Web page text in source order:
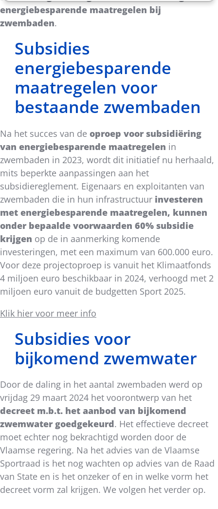
energiebesparende maatregelen bij
zwembaden.
Subsidies
energiebesparende
maatregelen voor
bestaande zwembaden
Na het succes van de oproep voor subsidiëring
van energiebesparende maatregelen in
zwembaden in 2023, wordt dit initiatief nu herhaald,
mits beperkte aanpassingen aan het
subsidiereglement. Eigenaars en exploitanten van
zwembaden die in hun infrastructuur investeren
met energiebesparende maatregelen, kunnen
onder bepaalde voorwaarden 60% subsidie
krijgen op de in aanmerking komende
investeringen, met een maximum van 600.000 euro.
Voor deze projectoproep is vanuit het Klimaatfonds
4 miljoen euro beschikbaar in 2024, verhoogd met 2
miljoen euro vanuit de budgetten Sport 2025.
Klik hier voor meer info
Subsidies voor
bijkomend zwemwater
Door de daling in het aantal zwembaden werd op
vrijdag 29 maart 2024 het voorontwerp van het
decreet m.b.t. het aanbod van bijkomend
zwemwater goedgekeurd. Het effectieve decreet
moet echter nog bekrachtigd worden door de
Vlaamse regering. Na het advies van de Vlaamse
Sportraad is het nog wachten op advies van de Raad
van State en is het onzeker of en in welke vorm het
decreet vorm zal krijgen. We volgen het verder op.